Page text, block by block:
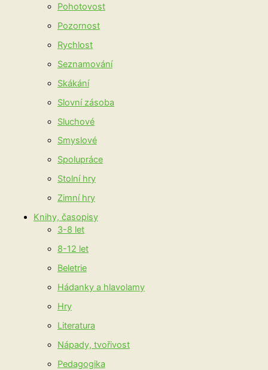
Pohotovost
Pozornost
Rychlost
Seznamování
Skákání
Slovní zásoba
Sluchové
Smyslové
Spolupráce
Stolní hry
Zimní hry
Knihy, časopisy
3-8 let
8-12 let
Beletrie
Hádanky a hlavolamy
Hry
Literatura
Nápady, tvořivost
Pedagogika